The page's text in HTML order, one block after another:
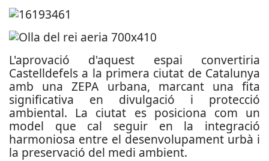
L'aprovació d'aquest espai convertiria
Castelldefels a la primera ciutat de Catalunya
amb una ZEPA urbana, marcant una fita
significativa en divulgació i protecció
ambiental. La ciutat es posiciona com un
model que cal seguir en la integració
harmoniosa entre el desenvolupament urbà i
la preservació del medi ambient.